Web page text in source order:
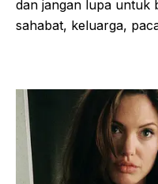
dan jangan lupa untuk
sahabat, keluarga,